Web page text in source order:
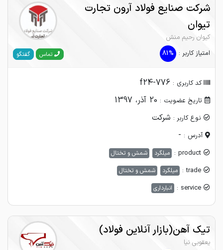
شرکت صنایع فولاد آرون تجارت
تیوان
کیوان رحیم منش
امتیاز کاربر : 81% تماس گفتگو
کد کاربری : f24-776
تاریخ عضویت : 20 آذر، 1397
نوع کاربر : شرکت
آدرس : -
product : میلگرد شمش و تختال
trade : میلگرد شمش و تختال
service : انبارداری
تیک آهن(بازار آنلاین فولاد)
یعقوبی نیا